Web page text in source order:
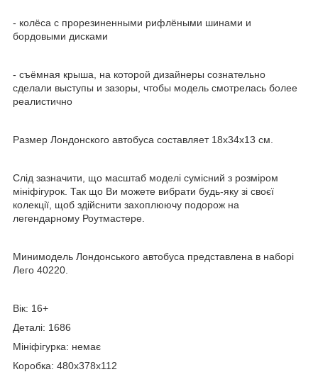
- колёса с прорезиненными рифлёными шинами и
бордовыми дисками
- съёмная крыша, на которой дизайнеры сознательно
сделали выступы и зазоры, чтобы модель смотрелась более
реалистично
Размер Лондонского автобуса составляет 18х34х13 см.
Слід зазначити, що масштаб моделі сумісний з розміром
мініфігурок. Так що Ви можете вибрати будь-яку зі своєї
колекції, щоб здійснити захоплюючу подорож на
легендарному Роутмастере.
Минимодель Лондонського автобуса представлена в наборі
Лего 40220.
Вік: 16+
Деталі: 1686
Мініфігурка: немає
Коробка: 480x378x112